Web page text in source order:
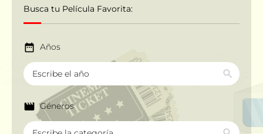
Busca tu Película Favorita:
Años
Géneros